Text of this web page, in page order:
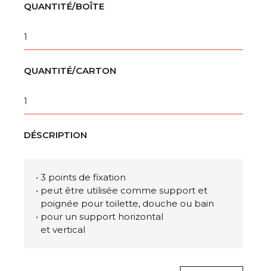
QUANTITÉ/BOÎTE
1
QUANTITÉ/CARTON
1
DÉSCRIPTION
• 3 points de fixation
• peut être utilisée comme support et
poignée pour toilette, douche ou bain
• pour un support horizontal
et vertical